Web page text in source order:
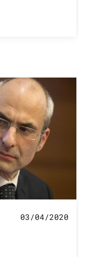
03/04/2020